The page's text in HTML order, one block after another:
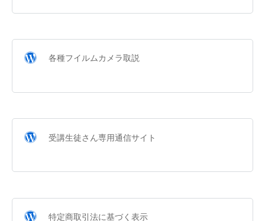
各種フイルムカメラ取説
受講生徒さん専用通信サイト
特定商取引法に基づく表示